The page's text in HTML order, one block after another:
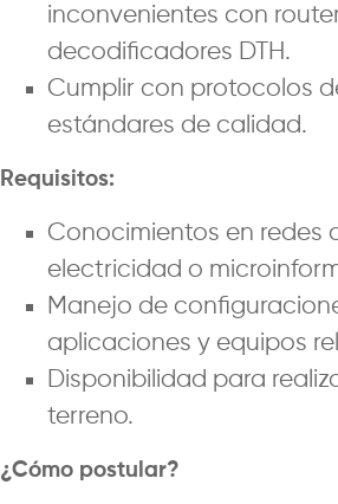
inconvenientes con
decodificadores DTH.
Cumplir con protocolos
estándares de calidad.
Requisitos:
Conocimientos en redes
electricidad o
Manejo de
aplicaciones y equipos
Disponibilidad para
terreno.
¿Cómo postular?